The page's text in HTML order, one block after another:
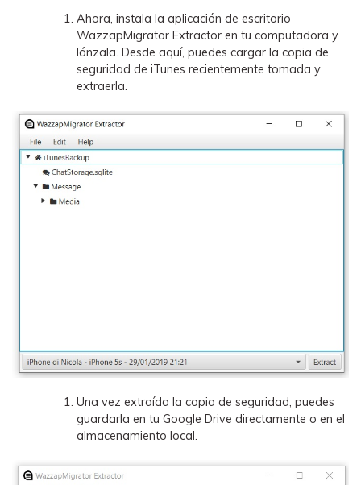
Ahora, instala la aplicación de escritorio
WazzapMigrator Extractor en tu computadora y
lánzala. Desde aquí, puedes cargar la copia de
seguridad de iTunes recientemente tomada y
extraerla.
Una vez extraída la copia de seguridad, puedes
guardarla en tu Google Drive directamente o en el
almacenamiento local.